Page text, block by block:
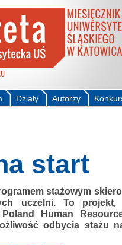
Autorzy
Działy
start
stażowym
uczelni. To
Poland Human
odbycia stażu